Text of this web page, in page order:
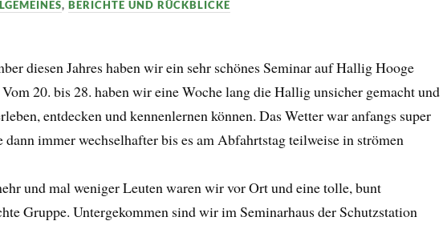
,BERICHTE UND RÜCKBLICKE
diesen Jahres haben wir ein sehr schönes Seminar auf Hallig Hooge
20. bis 28. haben wir eine Woche lang die Hallig unsicher gemacht und
entdecken und kennenlernen können. Das Wetter war anfangs super
dann immer wechselhafter bis es am Abfahrtstag teilweise in strömen
und mal weniger Leuten waren wir vor Ort und eine tolle, bunt
Gruppe. Untergekommen sind wir im Seminarhaus der Schutzstation